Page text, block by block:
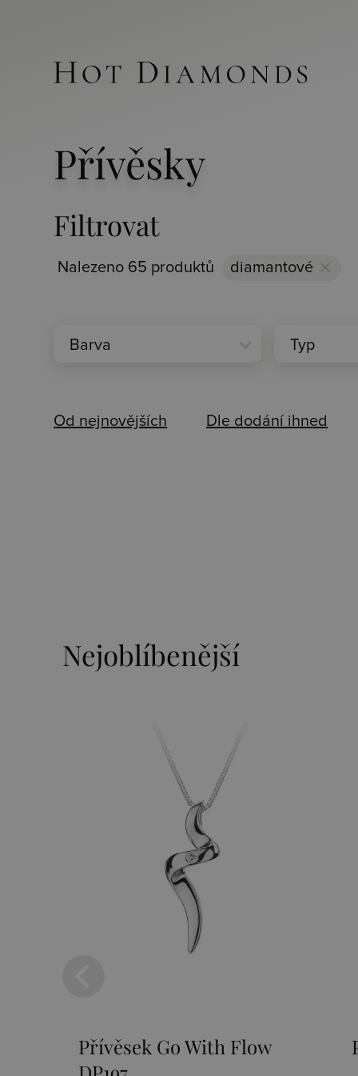
Přívěsky
Filtrovat
Nalezeno 65 produktů diamantové clear
expand_more
Barva Typ
Od nejnovějších Dle dodání ihned
Nejoblíbenější
Go With Flow
Přívěsek